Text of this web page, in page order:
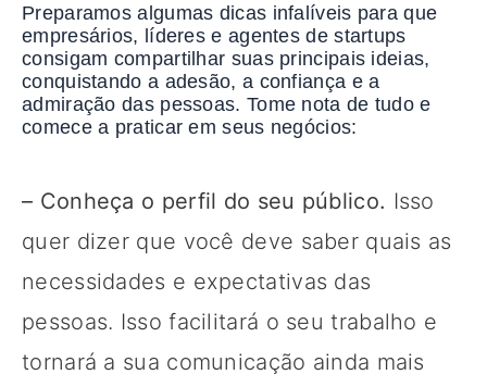
Preparamos algumas dicas infalíveis para que
empresários, líderes e agentes de startups
consigam compartilhar suas principais ideias,
conquistando a adesão, a confiança e a
admiração das pessoas. Tome nota de tudo e
comece a praticar em seus negócios:
– Conheça o perfil do seu público. Isso
quer dizer que você deve saber quais as
necessidades e expectativas das
pessoas. Isso facilitará o seu trabalho e
tornará a sua comunicação ainda mais